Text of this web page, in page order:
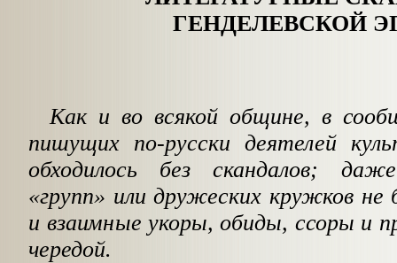
ГЕНДЕЛЕВСКОЙ
Как и во всякой общине, в
пишущих по-русски деятелей
обходилось без скандалов;
«групп» или дружеских кружков
и взаимные укоры, обиды, ссоры и
чередой.